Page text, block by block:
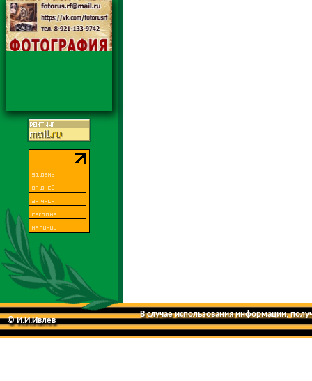
© И.И.Ивлев
В случае использования информации,